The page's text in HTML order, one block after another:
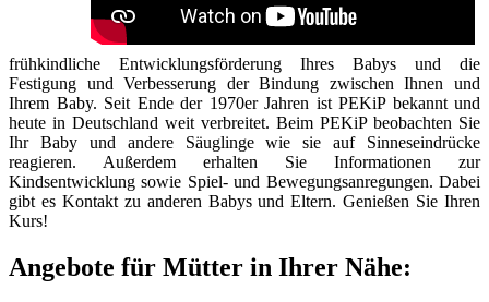
frühkindliche Entwicklungsförderung Ihres Babys und die
Festigung und Verbesserung der Bindung zwischen Ihnen und
Ihrem Baby. Seit Ende der 1970er Jahren ist PEKiP bekannt und
heute in Deutschland weit verbreitet. Beim PEKiP beobachten Sie
Ihr Baby und andere Säuglinge wie sie auf Sinneseindrücke
reagieren. Außerdem erhalten Sie Informationen zur
Kindsentwicklung sowie Spiel- und Bewegungsanregungen. Dabei
gibt es Kontakt zu anderen Babys und Eltern. Genießen Sie Ihren
Kurs!
Angebote für Mütter in Ihrer Nähe: